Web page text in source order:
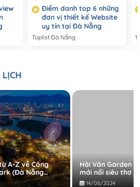
Điểm danh top 6 những
đơn vị thiết kế Website
uy tín tại Đà Nẵng
Toplist Đà Nẵng
A-Z về Công
(Đà Nẵng
Hải Vân Garden
mới nổi siêu thơ
giới trẻ
14/06/2024